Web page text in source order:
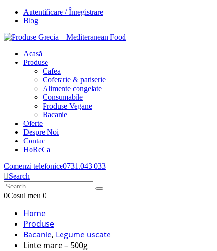
Autentificare / Înregistrare
Blog
Acasă
Produse
Cafea
Cofetarie & patiserie
Alimente congelate
Consumabile
Produse Vegane
Bacanie
Oferte
Despre Noi
Contact
HoReCa
Comenzi telefonice0731.043.033
Search
0Cosul meu 0
Home
Produse
Bacanie, Legume uscate
Linte mare – 500g